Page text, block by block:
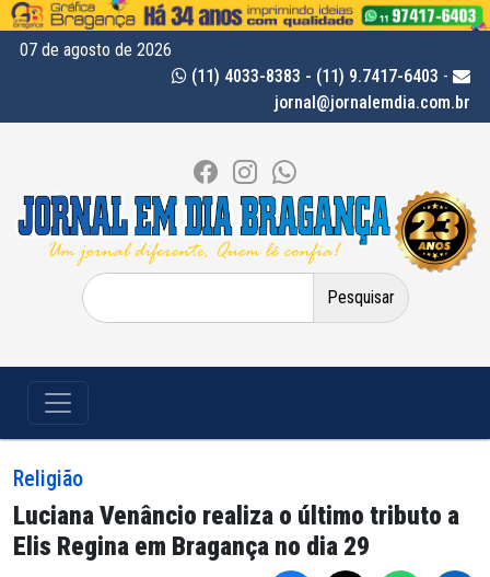
07 de agosto de 2026
(11) 4033-8383 - (11) 9.7417-6403 -
jornal@jornalemdia.com.br
Pesquisar
por:
Religião
Luciana Venâncio realiza o último tributo a
Elis Regina em Bragança no dia 29